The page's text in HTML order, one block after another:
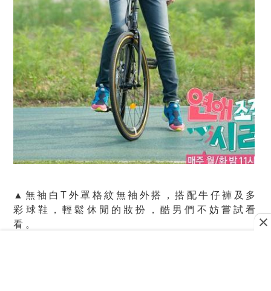
▲無袖白T外罩格紋無袖外搭，搭配牛仔褲及多
彩球鞋，輕鬆休閒的妝扮，酷男們不妨嘗試看
看。